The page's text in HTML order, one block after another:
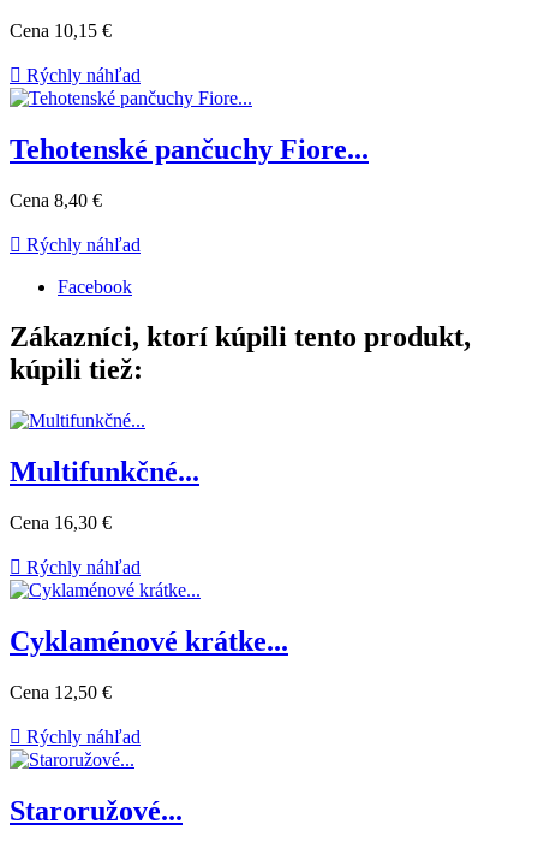
Cena 10,15 €
 Rýchly náhľad
Tehotenské pančuchy Fiore...
Cena 8,40 €
 Rýchly náhľad
Facebook
Zákazníci, ktorí kúpili tento produkt,
kúpili tiež:
Multifunkčné...
Cena 16,30 €
 Rýchly náhľad
Cyklaménové krátke...
Cena 12,50 €
 Rýchly náhľad
Staroružové...